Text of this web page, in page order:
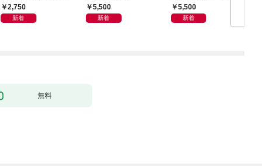
るだけで絵が確実に上
手くなる
2,750
新着
5,500
新着
5,500
新着
無料